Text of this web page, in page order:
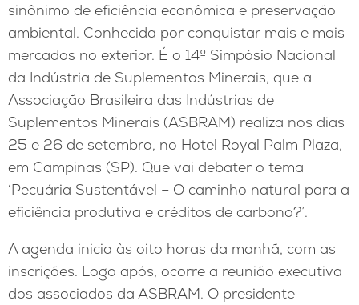
sinônimo de eficiência econômica e preservação
ambiental. Conhecida por conquistar mais e mais
mercados no exterior. É o 14º Simpósio Nacional
da Indústria de Suplementos Minerais, que a
Associação Brasileira das Indústrias de
Suplementos Minerais (ASBRAM) realiza nos dias
25 e 26 de setembro, no Hotel Royal Palm Plaza,
em Campinas (SP). Que vai debater o tema
‘Pecuária Sustentável – O caminho natural para a
eficiência produtiva e créditos de carbono?’.
A agenda inicia às oito horas da manhã, com as
inscrições. Logo após, ocorre a reunião executiva
dos associados da ASBRAM. O presidente